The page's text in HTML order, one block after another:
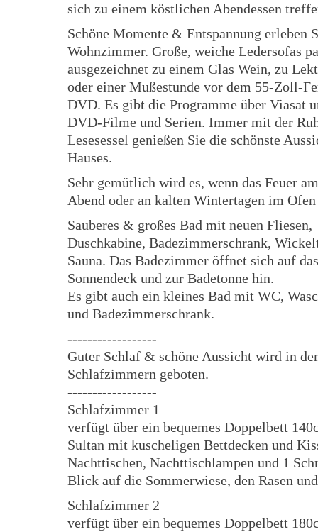
sich zu einem köstlichen Abendessen
Schöne Momente & Entspannung erleben
Wohnzimmer. Große, weiche Ledersofas
ausgezeichnet zu einem Glas Wein, zu
oder einer Mußestunde vor dem 55-Zoll-
DVD. Es gibt die Programme über Viasat
DVD-Filme und Serien. Immer mit der
Lesesessel genießen Sie die schönste
Hauses.
Sehr gemütlich wird es, wenn das Feuer
Abend oder an kalten Wintertagen im
Sauberes & großes Bad mit neuen Fliesen,
Duschkabine, Badezimmerschrank,
Sauna. Das Badezimmer öffnet sich auf das
Sonnendeck und zur Badetonne hin.
Es gibt auch ein kleines Bad mit WC,
und Badezimmerschrank.
------------------
Guter Schlaf & schöne Aussicht wird in
Schlafzimmern geboten.
------------------
Schlafzimmer 1
verfügt über ein bequemes Doppelbett
Sultan mit kuscheligen Bettdecken und
Nachttischen, Nachttischlampen und 1
Blick auf die Sommerwiese, den Rasen
Schlafzimmer 2
verfügt über ein bequemes Doppelbett